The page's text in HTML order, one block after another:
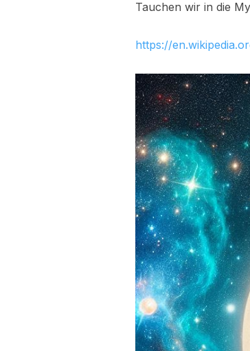
Tauchen wir in die
https://